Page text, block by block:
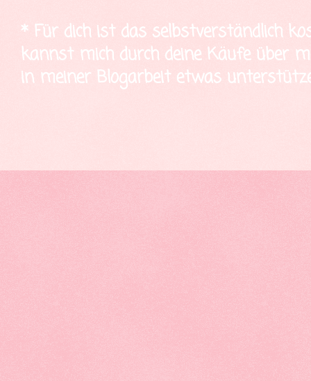
* Für dich ist das selbstverständlich
kannst mich durch deine Käufe über
in meiner Blogarbeit etwas